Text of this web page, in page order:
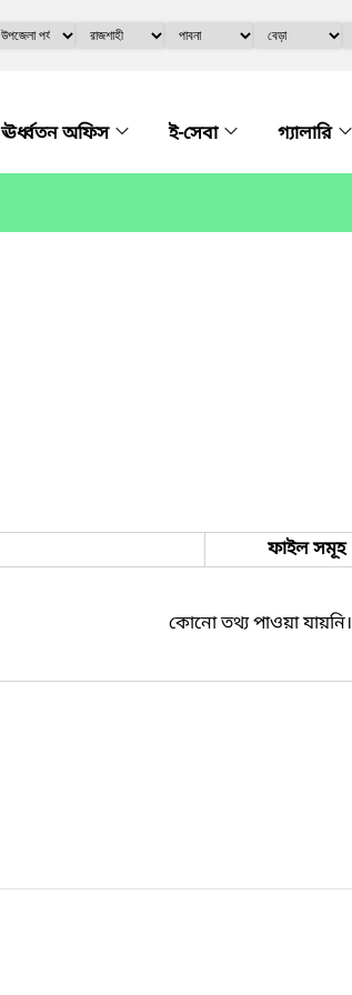
ঊর্ধ্বতন অফিস ই-সেবা গ্যালারি
ফাইল সমূহ
কোনো তথ্য পাওয়া যায়নি।